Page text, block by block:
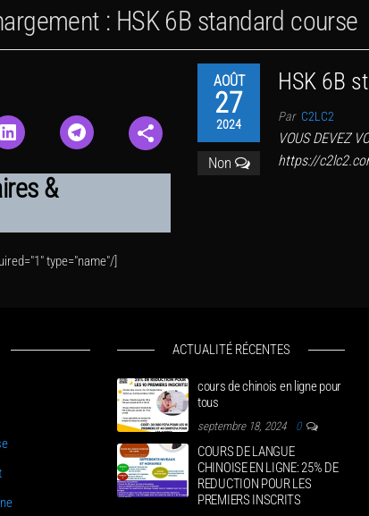
: HSK 6B standard course
AOÛT
27
2024
Non
HSK 6B
Par C2LC2
VOUS DEVEZ
https://
&
type="name"/]
ACTUALITÉ RÉCENTES
cours de chinois en ligne pour
tous
septembre 18, 2024 0
COURS DE LANGUE
CHINOISE EN LIGNE: 25% DE
REDUCTION POUR LES
PREMIERS INSCRITS